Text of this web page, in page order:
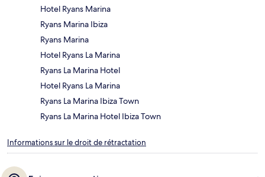
Hotel Ryans Marina
Ryans Marina Ibiza
Ryans Marina
Hotel Ryans La Marina
Ryans La Marina Hotel
Hotel Ryans La Marina
Ryans La Marina Ibiza Town
Ryans La Marina Hotel Ibiza Town
Informations sur le droit de rétractation